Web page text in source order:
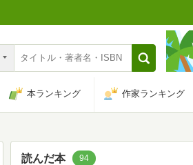
本ランキング 作家ランキング
読んだ本 94